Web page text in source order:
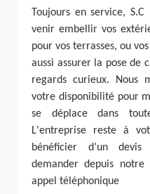
Toujours en service,
venir embellir vos
pour vos terrasses, ou
aussi assurer la pose de
regards curieux. Nous
votre disponibilité pour
se déplace dans
L'entreprise reste à
bénéficier d’un
demander depuis
appel téléphonique